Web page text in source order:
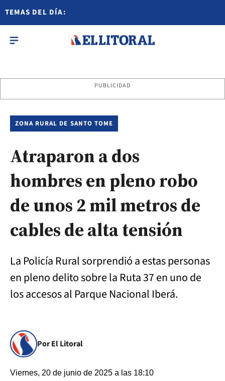
TEMAS DEL DÍA:
PUBLICIDAD
ZONA RURAL DE SANTO TOME
Atraparon a dos
hombres en pleno robo
de unos 2 mil metros de
cables de alta tensión
La Policía Rural sorprendió a estas personas
en pleno delito sobre la Ruta 37 en uno de
los accesos al Parque Nacional Iberá.
Por El Litoral
Viernes, 20 de junio de 2025 a las 18:10